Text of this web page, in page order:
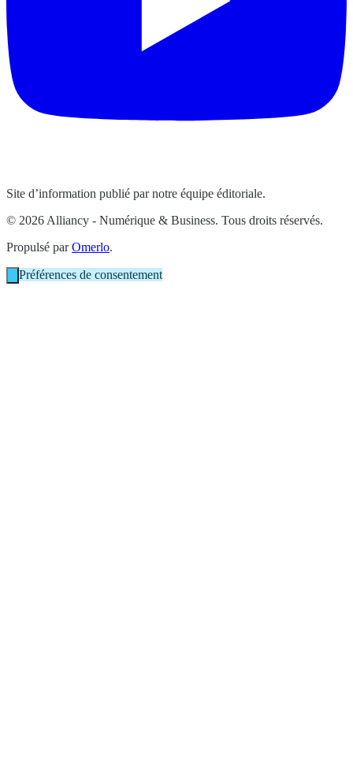
Site d’information publié par notre équipe éditoriale.
© 2026 Alliancy - Numérique & Business. Tous droits réservés.
Propulsé parOmerlo.
Préférences de consentement